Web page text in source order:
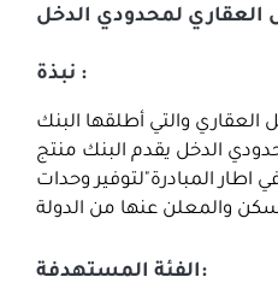
نبذة :
العقاري والتي أطلقها البنك
في مايو 2014 لمحدودي الدخل يقدم البنك منتج
اطار المبادرة"لتوفير وحدات
الفئة المستهدفة: